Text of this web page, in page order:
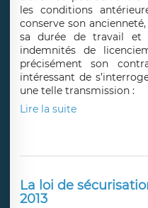
les conditions
conserve son
sa durée de travail
indemnités de
précisément son
intéressant de
une telle transmission :
Lire la suite
La loi de
2013